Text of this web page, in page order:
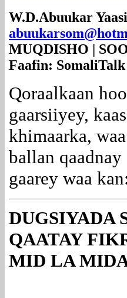
W.D.Abuukar
MUQDISHO |
Faafin: SomaliTalk
Qoraalkaan
gaarsiiyey,
khimaarka,
ballan
gaarey waa kan:
DUGSIYADA
QAATAY
MID LA